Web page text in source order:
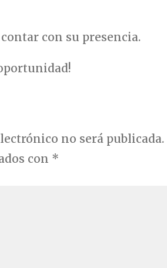
con su presencia.
no será publicada.
con *